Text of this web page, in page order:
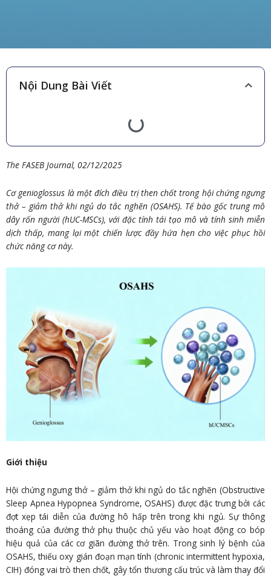
Nội Dung Bài Viết
The FASEB Journal, 02/12/2025
Cơ genioglossus là một đích điều trị then chốt trong hội chứng ngưng
thở – giảm thở khi ngủ do tắc nghẽn (OSAHS). Tế bào gốc trung mô
dây rốn người (hUC-MSCs), với đặc tính tái tạo mô và tính sinh miễn
dịch thấp, mang lại một chiến lược đầy hứa hẹn cho việc phục hồi
chức năng cơ này.
Giới thiệu
Hội chứng ngưng thở – giảm thở khi ngủ do tắc nghẽn (Obstructive
Sleep Apnea Hypopnea Syndrome, OSAHS) được đặc trưng bởi các
đợt xẹp tái diễn của đường hô hấp trên trong khi ngủ. Sự thông
thoáng của đường thở phụ thuộc chủ yếu vào hoạt động co bóp
hiệu quả của các cơ giãn đường thở trên. Trong sinh lý bệnh của
OSAHS, thiếu oxy gián đoạn mạn tính (chronic intermittent hypoxia,
CIH) đóng vai trò then chốt, gây tổn thương cấu trúc và làm thay đổi